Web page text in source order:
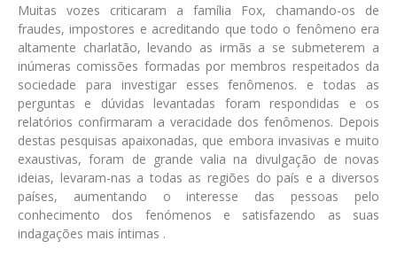
Muitas vozes criticaram a família Fox, chamando-os de
fraudes, impostores e acreditando que todo o fenômeno era
altamente charlatão, levando as irmãs a se submeterem a
inúmeras comissões formadas por membros respeitados da
sociedade para investigar esses fenômenos. e todas as
perguntas e dúvidas levantadas foram respondidas e os
relatórios confirmaram a veracidade dos fenômenos. Depois
destas pesquisas apaixonadas, que embora invasivas e muito
exaustivas, foram de grande valia na divulgação de novas
ideias, levaram-nas a todas as regiões do país e a diversos
países, aumentando o interesse das pessoas pelo
conhecimento dos fenómenos e satisfazendo as suas
indagações mais íntimas .